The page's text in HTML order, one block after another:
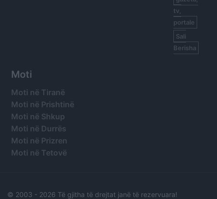
tv,
portale
Sali
Berisha
Moti
Moti në Tiranë
Moti në Prishtinë
Moti në Shkup
Moti në Durrës
Moti në Prizren
Moti në Tetovë
© 2003 - 2026 Të gjitha të drejtat janë të rezervuara!